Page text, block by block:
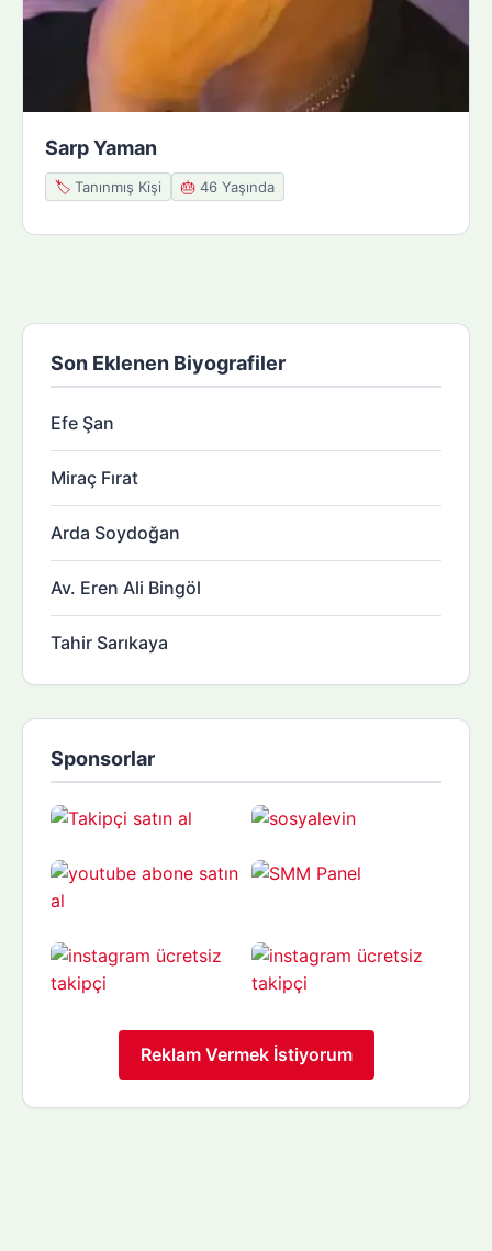
Sarp Yaman
🏷️ Tanınmış Kişi 🎂 46 Yaşında
Son Eklenen Biyografiler
Efe Şan
Miraç Fırat
Arda Soydoğan
Av. Eren Ali Bingöl
Tahir Sarıkaya
Sponsorlar
Reklam Vermek İstiyorum